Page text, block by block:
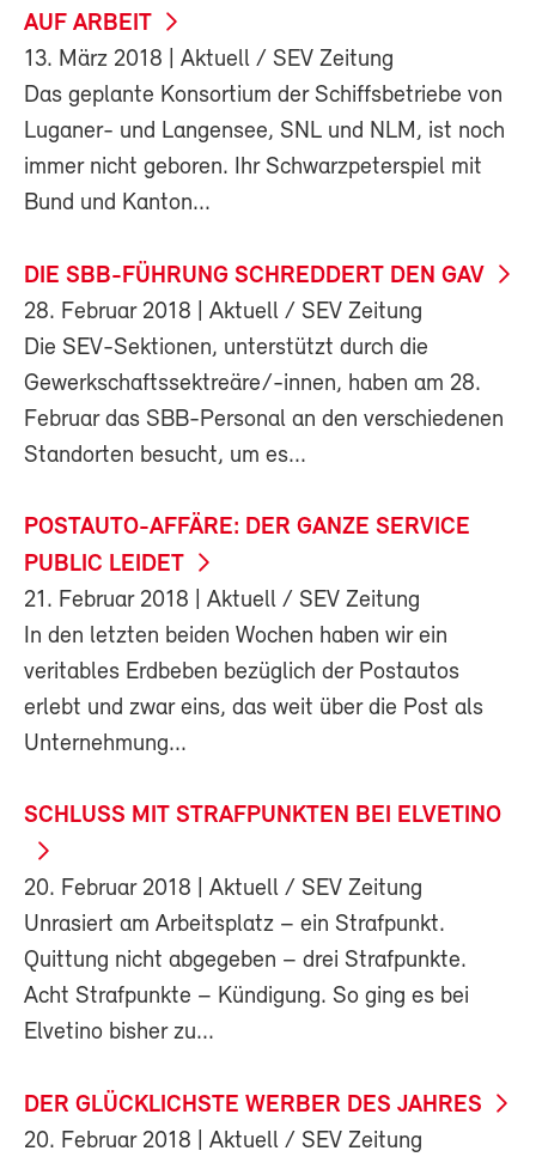
AUF ARBEIT
13. März 2018 | Aktuell / SEV Zeitung
Das geplante Konsortium der Schiffsbetriebe von
Luganer- und Langensee, SNL und NLM, ist noch
immer nicht geboren. Ihr Schwarzpeterspiel mit
Bund und Kanton...
DIE SBB-FÜHRUNG SCHREDDERT DEN GAV
28. Februar 2018 | Aktuell / SEV Zeitung
Die SEV-Sektionen, unterstützt durch die
Gewerkschaftssektreäre/-innen, haben am 28.
Februar das SBB-Personal an den verschiedenen
Standorten besucht, um es...
POSTAUTO-AFFÄRE: DER GANZE SERVICE
PUBLIC LEIDET
21. Februar 2018 | Aktuell / SEV Zeitung
In den letzten beiden Wochen haben wir ein
veritables Erdbeben bezüglich der Postautos
erlebt und zwar eins, das weit über die Post als
Unternehmung...
SCHLUSS MIT STRAFPUNKTEN BEI ELVETINO
20. Februar 2018 | Aktuell / SEV Zeitung
Unrasiert am Arbeitsplatz – ein Strafpunkt.
Quittung nicht abgegeben – drei Strafpunkte.
Acht Strafpunkte – Kündigung. So ging es bei
Elvetino bisher zu...
DER GLÜCKLICHSTE WERBER DES JAHRES
20. Februar 2018 | Aktuell / SEV Zeitung